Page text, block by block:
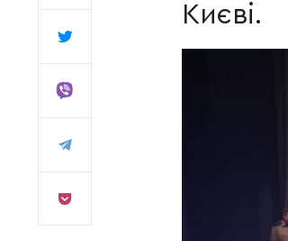
Києві.